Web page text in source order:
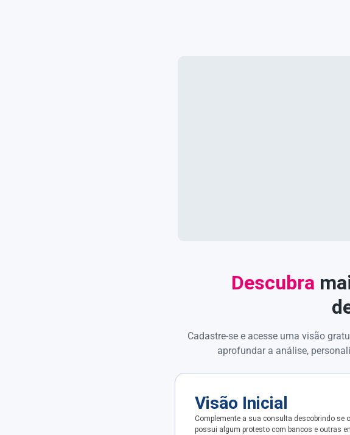
Descubra
Cadastre-se e acesse uma visão
aprofundar a análise,
Visão Inicial
Complemente a sua consulta descobrindo se o
possui algum protesto com bancos e outras